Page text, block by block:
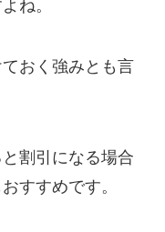
ね。
おく強みとも言
割引になる場合
すすめです。